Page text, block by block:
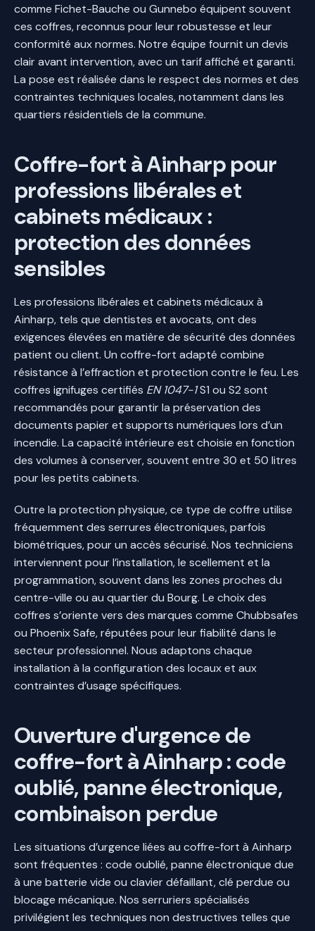
comme Fichet-Bauche ou Gunnebo équipent souvent
ces coffres, reconnus pour leur robustesse et leur
conformité aux normes. Notre équipe fournit un devis
clair avant intervention, avec un tarif affiché et garanti.
La pose est réalisée dans le respect des normes et des
contraintes techniques locales, notamment dans les
quartiers résidentiels de la commune.
Coffre-fort à Ainharp pour
professions libérales et
cabinets médicaux :
protection des données
sensibles
Les professions libérales et cabinets médicaux à
Ainharp, tels que dentistes et avocats, ont des
exigences élevées en matière de sécurité des données
patient ou client. Un coffre-fort adapté combine
résistance à l’effraction et protection contre le feu. Les
coffres ignifuges certifiés EN 1047-1S1 ou S2 sont
recommandés pour garantir la préservation des
documents papier et supports numériques lors d’un
incendie. La capacité intérieure est choisie en fonction
des volumes à conserver, souvent entre 30 et 50 litres
pour les petits cabinets.
Outre la protection physique, ce type de coffre utilise
fréquemment des serrures électroniques, parfois
biométriques, pour un accès sécurisé. Nos techniciens
interviennent pour l’installation, le scellement et la
programmation, souvent dans les zones proches du
centre-ville ou au quartier du Bourg. Le choix des
coffres s’oriente vers des marques comme Chubbsafes
ou Phoenix Safe, réputées pour leur fiabilité dans le
secteur professionnel. Nous adaptons chaque
installation à la configuration des locaux et aux
contraintes d’usage spécifiques.
Ouverture d'urgence de
coffre-fort à Ainharp : code
oublié, panne électronique,
combinaison perdue
Les situations d’urgence liées au coffre-fort à Ainharp
sont fréquentes : code oublié, panne électronique due
à une batterie vide ou clavier défaillant, clé perdue ou
blocage mécanique. Nos serruriers spécialisés
privilégient les techniques non destructives telles que